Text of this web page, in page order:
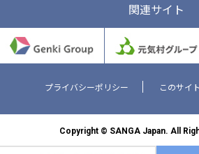
関連サイト
プライバシーポリシー このサイ
Copyright © SANGA Japan. All